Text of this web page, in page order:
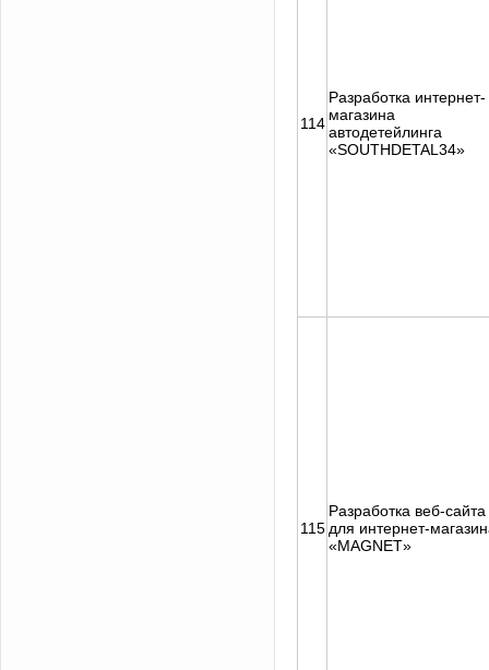
114
Разработка интернет-
магазина
автодетейлинга
«SOUTHDETAL34»
115
Разработка веб-сайта
для интернет-
«MAGNET»